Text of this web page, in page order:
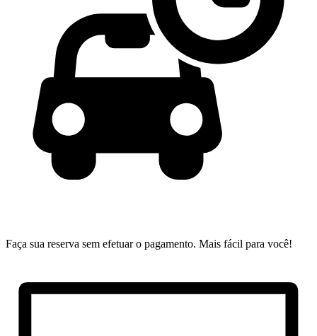
Faça sua reserva sem efetuar o pagamento. Mais fácil para você!